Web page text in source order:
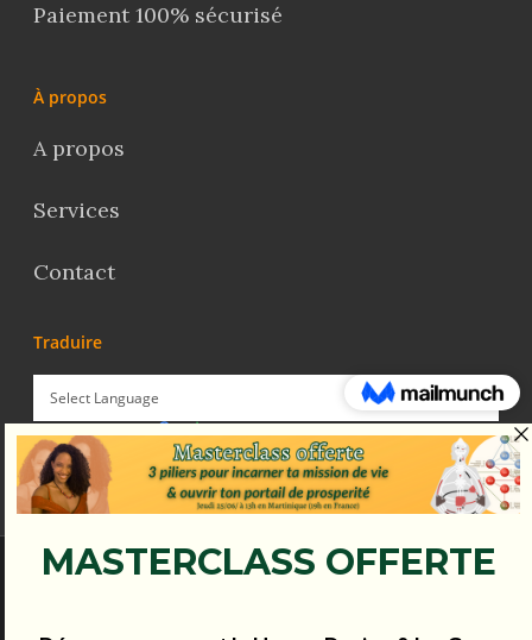
Paiement 100% sécurisé
À propos
A propos
Services
Contact
Traduire
Powered by Translate